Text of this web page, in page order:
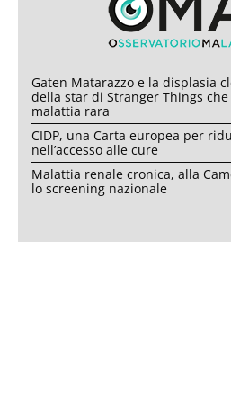
Gaten Matarazzo e la displasia
della star di Stranger Things
malattia rara
CIDP, una Carta europea per
nell’accesso alle cure
Malattia renale cronica, alla
lo screening nazionale